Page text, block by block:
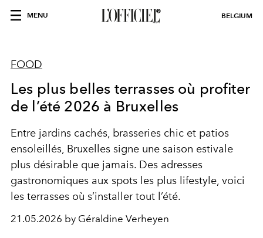
MENU BELGIUM
FOOD
Les plus belles terrasses où profiter
de l’été 2026 à Bruxelles
Entre jardins cachés, brasseries chic et patios
ensoleillés, Bruxelles signe une saison estivale
plus désirable que jamais. Des adresses
gastronomiques aux spots les plus lifestyle, voici
les terrasses où s’installer tout l’été.
21.05.2026 by Géraldine Verheyen